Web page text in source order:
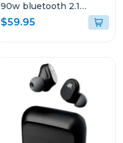
90w bluetooth 2.1
canales + subwoofer
hmt83
$59.95